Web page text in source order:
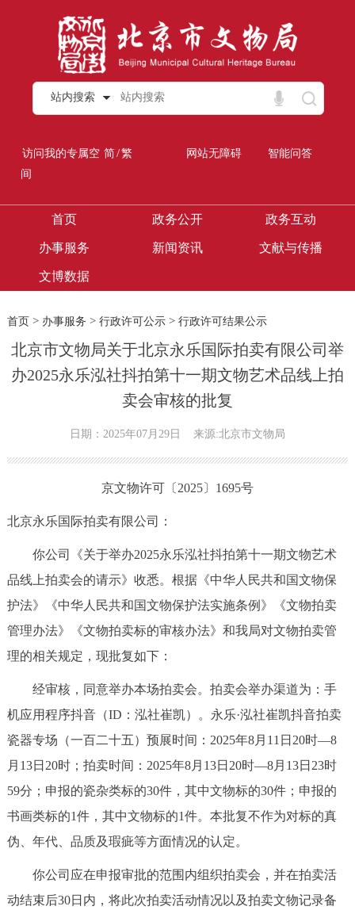
站内搜索
访问我的专属空
间
简/繁 网站无障碍 智能问答
首页 政务公开 政务互动
办事服务 新闻资讯 文献与传播
文博数据
首页> 办事服务 > 行政许可公示> 行政许可结果公示
北京市文物局关于北京永乐国际拍卖有限公司举
办2025永乐泓社抖拍第十一期文物艺术品线上拍
卖会审核的批复
日期：2025年07月29日 来源:北京市文物局
京文物许可〔2025〕1695号
北京永乐国际拍卖有限公司：
你公司《关于举办2025永乐泓社抖拍第十一期文物艺术
品线上拍卖会的请示》收悉。根据《中华人民共和国文物保
护法》《中华人民共和国文物保护法实施条例》《文物拍卖
管理办法》《文物拍卖标的审核办法》和我局对文物拍卖管
理的相关规定，现批复如下：
经审核，同意举办本场拍卖会。拍卖会举办渠道为：手
机应用程序抖音（ID：泓社崔凯）。永乐·泓社崔凯抖音拍卖
瓷器专场（一百二十五）预展时间：2025年8月11日20时—8
月13日20时；拍卖时间：2025年8月13日20时—8月13日23时
59分；申报的瓷杂类标的30件，其中文物标的30件；申报的
书画类标的1件，其中文物标的1件。本批复不作为对标的真
伪、年代、品质及瑕疵等方面情况的认定。
你公司应在申报审批的范围内组织拍卖会，并在拍卖活
动结束后30日内，将此次拍卖活动情况以及拍卖文物记录备